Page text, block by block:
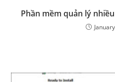
Phần mềm quản lý